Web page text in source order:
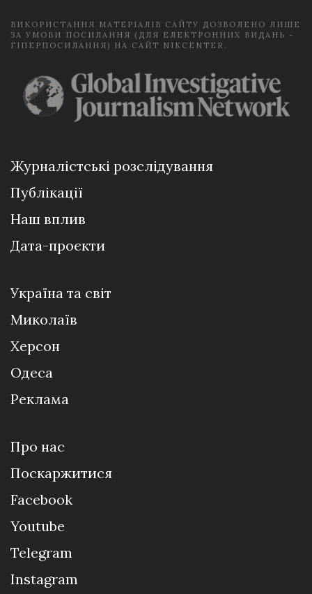
ВИКОРИСТАННЯ МАТЕРІАЛІВ САЙТУ ДОЗВОЛЕНО ЛИШЕ
ЗА УМОВИ ПОСИЛАННЯ (ДЛЯ ЕЛЕКТРОННИХ ВИДАНЬ -
ГІПЕРПОСИЛАННЯ) НА САЙТ NIKCENTER.
Журналістські розслідування
Публікації
Наш вплив
Дата-проєкти
Україна та світ
Миколаїв
Херсон
Одеса
Реклама
Про нас
Поскаржитися
Facebook
Youtube
Telegram
Instagram